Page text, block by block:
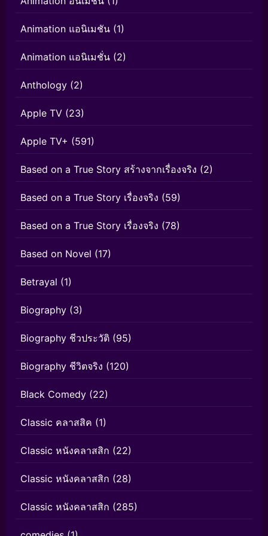
Animation แอนิเมชัน (1)
Animation แอนิเมชั่น (2)
Anthology (2)
Apple TV (23)
Apple TV+ (591)
Based on a True Story สร้างจากเรื่องจริง (2)
Based on a True Story เรื่องจริง (59)
Based on a True Story เรื่องจริง (78)
Based on Novel (17)
Betrayal (1)
Biography (3)
Biography ชีวประวัติ (95)
Biography ชีวิตจริง (120)
Black Comedy (22)
Classic คลาสสิค (1)
Classic หนังคลาสสิก (22)
Classic หนังคลาสสิก (28)
Classic หนังคลาสสิก (285)